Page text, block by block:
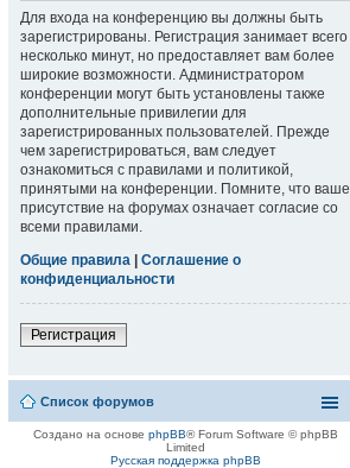
Для входа на конференцию вы должны быть
зарегистрированы. Регистрация занимает всего
несколько минут, но предоставляет вам более
широкие возможности. Администратором
конференции могут быть установлены также
дополнительные привилегии для
зарегистрированных пользователей. Прежде
чем зарегистрироваться, вам следует
ознакомиться с правилами и политикой,
принятыми на конференции. Помните, что ваше
присутствие на форумах означает согласие со
всеми правилами.
Общие правила | Соглашение о
конфиденциальности
Регистрация
Список форумов
Создано на основеphpBB® Forum Software © phpBB
Limited
Русская поддержка phpBB